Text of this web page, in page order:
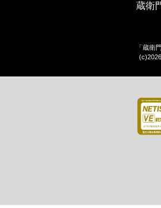
蔵衛
「蔵衛